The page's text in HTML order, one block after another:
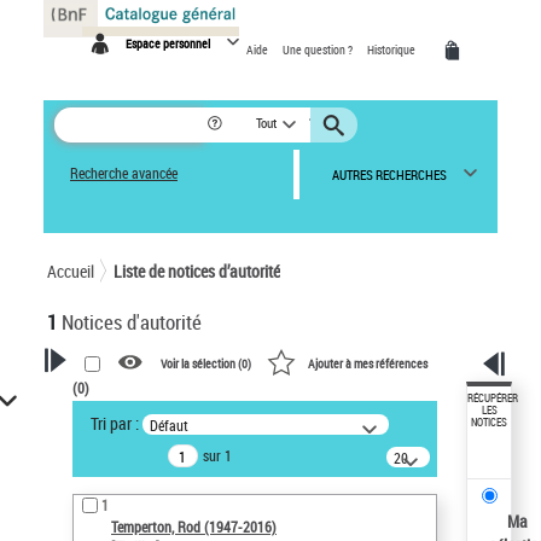
Espace personnel Aide Une question ? Historique
Tout
Recherche avancée AUTRES RECHERCHES
Accueil Liste de notices d’autorité
1 Notices d'autorité
VOTRE RECHERCHE
Recherche avancée dans les
notices d’autorité
Œuvres liées à l'auteur :
Temperton, Rod (1947-2016)
Voir la sélection (0) Ajouter à mes références
(0)
Tri par : Défaut
sur 1
20
résultats/page
1
Temperton, Rod (1947-2016)
RÉCUPÉRER
LES
NOTICES
Ma
Panneau de gestion des cookies